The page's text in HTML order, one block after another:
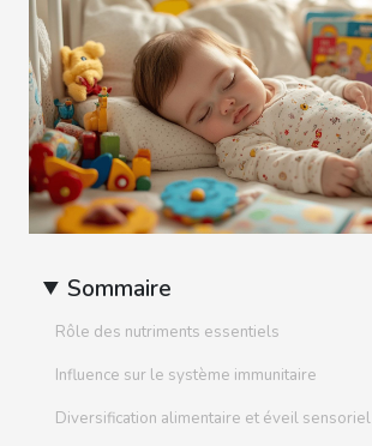
Sommaire
Rôle des nutriments essentiels
Influence sur le système immunitaire
Diversification alimentaire et éveil sensoriel